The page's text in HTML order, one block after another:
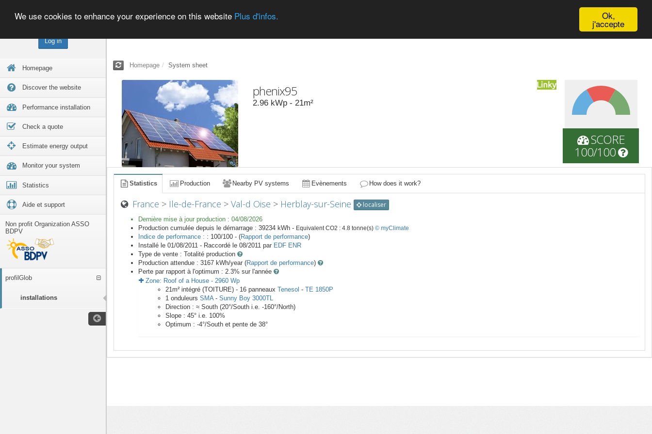
Log in
Homepage
Discover the website
Performance installation
Check a quote
Estimate energy output
Monitor your system
Statistics
Aide et support
Non profit Organization ASSO
BDPV
profilGlob
installations
Ok,
j'accepte
We use cookies to enhance your experience on this website Plus d'infos.
Homepage System sheet
phenix95
2.96 kWp - 21m²
SCORE
100/100
Statistics Production Nearby PV systems Evènements How does it work?
France > Ile-de-France >Val-d Oise > Herblay-sur-Seine localiser
Dernière mise à jour production : 04/08/2026
Production cumulée depuis le démarrage : 39234 kWh - Equivalent CO2 : 4.8 tonne(s) © myClimate
Indice de performance : : 100/100 - (Rapport de performance)
Installé le 01/08/2011 - Raccordé le 08/2011 par EDF ENR
Type de vente : Totalité production
Production attendue : 3167 kWh/year (Rapport de performance)
Perte par rapport à l'optimum : 2.3% sur l'année
Zone: Roof of a House - 2960 Wp
21m² intégré (TOITURE) - 16 panneaux Tenesol - TE 1850P
1 onduleurs SMA- Sunny Boy 3000TL
Direction : ≈ South (20°/South i.e. -160°/North)
Slope : 45° i.e. 100%
Optimum : -4°/South et pente de 38°